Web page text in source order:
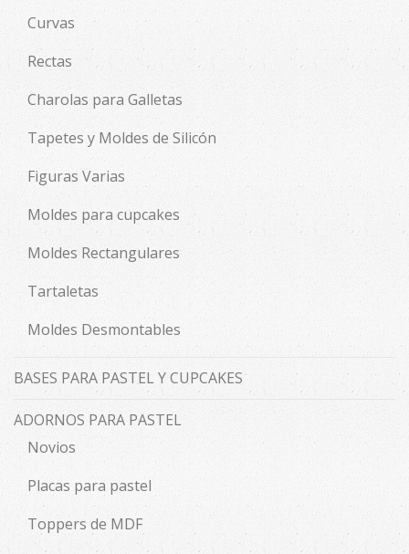
Curvas
Rectas
Charolas para Galletas
Tapetes y Moldes de Silicón
Figuras Varias
Moldes para cupcakes
Moldes Rectangulares
Tartaletas
Moldes Desmontables
BASES PARA PASTEL Y CUPCAKES
ADORNOS PARA PASTEL
Novios
Placas para pastel
Toppers de MDF